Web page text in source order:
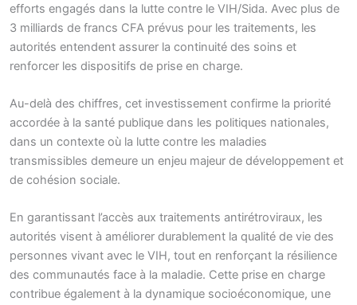
efforts engagés dans la lutte contre le VIH/Sida. Avec plus de
3 milliards de francs CFA prévus pour les traitements, les
autorités entendent assurer la continuité des soins et
renforcer les dispositifs de prise en charge.
Au-delà des chiffres, cet investissement confirme la priorité
accordée à la santé publique dans les politiques nationales,
dans un contexte où la lutte contre les maladies
transmissibles demeure un enjeu majeur de développement et
de cohésion sociale.
En garantissant l’accès aux traitements antirétroviraux, les
autorités visent à améliorer durablement la qualité de vie des
personnes vivant avec le VIH, tout en renforçant la résilience
des communautés face à la maladie. Cette prise en charge
contribue également à la dynamique socioéconomique, une